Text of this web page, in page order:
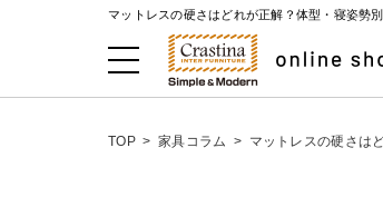
マットレスの硬さはどれが正解？体型・寝姿勢
TOP > 家具コラム > マットレスの硬さは